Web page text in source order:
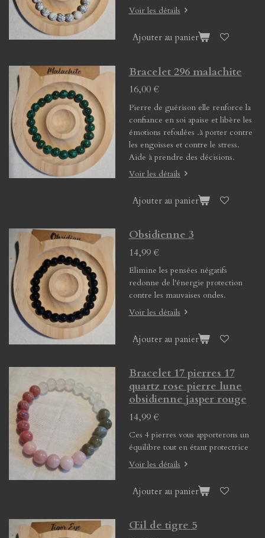
Voir les détails
Ajouter au panier
Bracelet 296 malachite
16,00 €
Pierre de guérison elle renforce la
confiance en soi apaise et libère les
émotions refoulées .à porter contre
les engoisses et contre le stress.
Aide à prendre des décisions.
Voir les détails
Ajouter au panier
Obsidienne 3
14,99 €
Elimine les pensées négatifs
redonne de l'énergie protection
contre les mauvaises ondes.
Voir les détails
Ajouter au panier
Bracelet 17 pierres 17
quartz rose pierre lune
obsidienne jasper rouge
14,99 €
Ces 4 pierres vous apporterons un
équilibre tout en étant protectrice
Voir les détails
Ajouter au panier
Œil de tigre 5